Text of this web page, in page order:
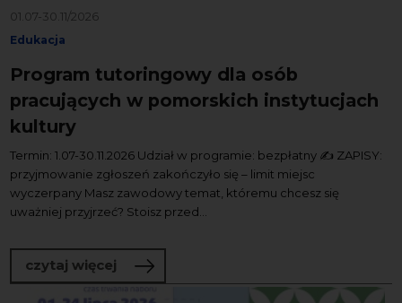
01.07-30.11/2026
Edukacja
Program tutoringowy dla osób
pracujących w pomorskich instytucjach
kultury
Termin: 1.07-30.11.2026 Udział w programie: bezpłatny ✍️ ZAPISY:
przyjmowanie zgłoszeń zakończyło się – limit miejsc
wyczerpany Masz zawodowy temat, któremu chcesz się
uważniej przyjrzeć? Stoisz przed...
czytaj więcej o Program tutoringowy dla osób